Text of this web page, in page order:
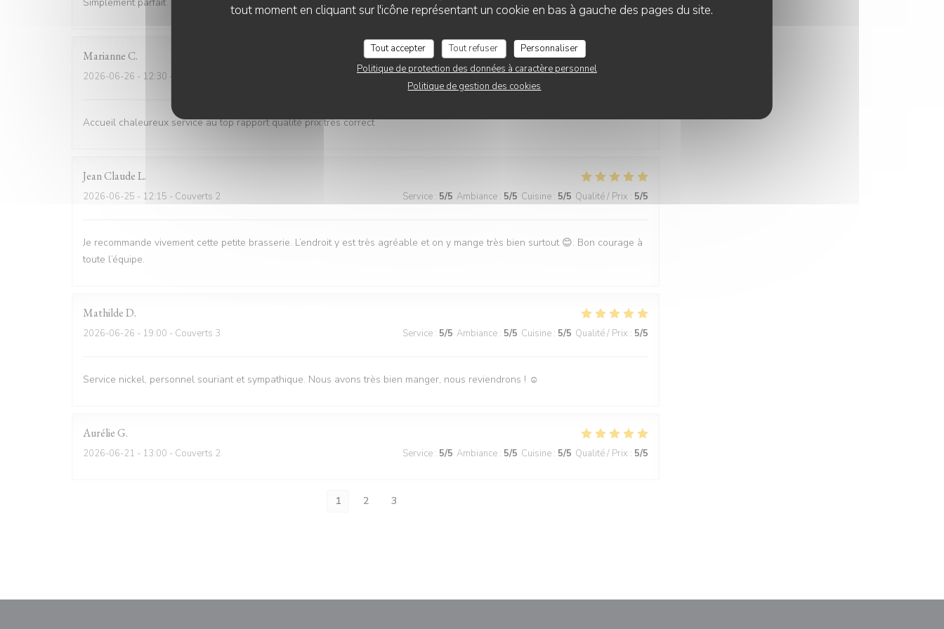
tout moment en cliquant sur l'icône représentant un cookie en bas à gauche des pages du site.
Tout accepter Tout refuser
Personnaliser
Politique de protection des données à caractère personnel
Politique de gestion des cookies
Marianne C
2026-06-26 - 12:30 - Couverts 6 Service:5/5 Ambiance:5/5 Cuisine: 5/5 Qualité / Prix
Accueil chaleureux service au top rapport qualité prix très correct
Jean ClaudeL
2026-06-25 - 12:15 - Couverts 2 Service : 5/5 Ambiance : 5/5 Cuisine : 5/5 Qualité / Prix : 5/5
Je recommande vivement cette petite brasserie. L’endroit y est très agréable et on y mange très bien surtout 😊. Bon courage à
toute l’équipe.
MathildeD
2026-06-26 - 19:00 - Couverts 3 Service : 5/5 Ambiance : 5/5 Cuisine : 5/5 Qualité / Prix : 5/5
Service nickel, personnel souriant et sympathique. Nous avons très bien manger, nous reviendrons ! ☺️
AurélieG
2026-06-21 - 13:00 - Couverts 2 Service : 5/5 Ambiance : 5/5 Cuisine : 5/5 Qualité / Prix : 5/5
1 2 3